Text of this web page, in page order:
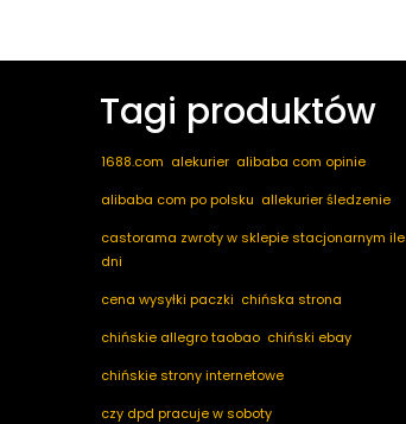
Tagi produktów
1688.com alekurier alibaba com opinie
alibaba com po polsku allekurier śledzenie
castorama zwroty w sklepie stacjonarnym ile
dni
cena wysyłki paczki chińska strona
chińskie allegro taobao chiński ebay
chińskie strony internetowe
czy dpd pracuje w soboty